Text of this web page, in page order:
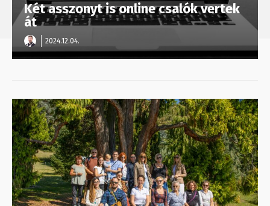
Két asszonyt is online csalók vertek
át
2024.12.04.